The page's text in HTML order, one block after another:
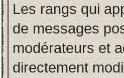
Les rangs qui
de messages
modérateurs et
directement